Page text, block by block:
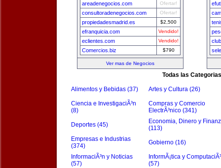
areadenegocios.com Ofertar!
consultoradenegocios.com Ofertar!
propiedadesmadrid.es $2,500
efranquicia.com Vendido!
eclientes.com Vendido!
Comercios.biz $790
Ver mas de Negocios
Todas las Categorias
Alimentos y Bebidas (37) Artes y Cultura (26)
Ciencia e InvestigaciÃ³n
(8)
Compras y Comercio
ElectrÃ³nico (341)
Deportes (45)
Economia, Dinero y
(113)
Empresas e Industrias
(374)
Gobierno (16)
InformaciÃ³n y Noticias
(57)
InformÃ¡tica y
(57)